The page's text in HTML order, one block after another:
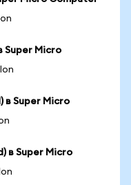
Super Micro
в Super Micro
в Super Micro